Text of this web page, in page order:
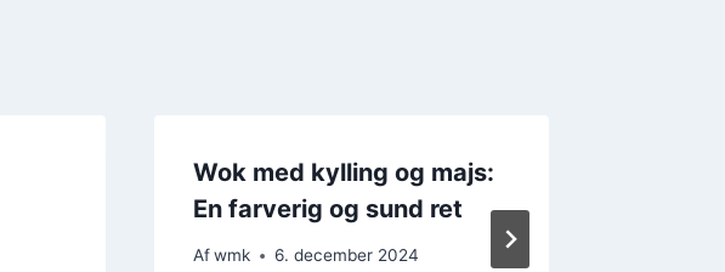
Wok med kylling og majs:
En farverig og sund ret
Af wmk 6. december 2024